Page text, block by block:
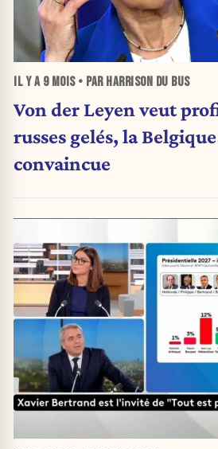
IL Y A 9 MOIS• PAR HARRISON DU BUS
Von der Leyen veut
russes gelés, la
convaincue